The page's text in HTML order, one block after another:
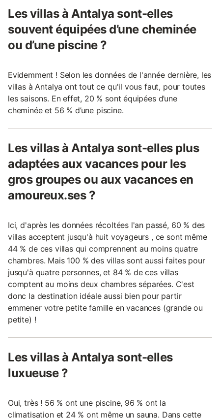
Les villas à Antalya sont-elles
souvent équipées d’une cheminée
ou d’une piscine ?
Evidemment ! Selon les données de l'année dernière, les
villas à Antalya ont tout ce qu'il vous faut, pour toutes
les saisons. En effet, 20 % sont équipées d’une
cheminée et 56 % d’une piscine.
Les villas à Antalya sont-elles plus
adaptées aux vacances pour les
gros groupes ou aux vacances en
amoureux.ses ?
Ici, d'après les données récoltées l'an passé, 60 % des
villas acceptent jusqu'à huit voyageurs , ce sont même
44 % de ces villas qui comprennent au moins quatre
chambres. Mais 100 % des villas sont aussi faites pour
jusqu'à quatre personnes, et 84 % de ces villas
comptent au moins deux chambres séparées. C'est
donc la destination idéale aussi bien pour partir
emmener votre petite famille en vacances (grande ou
petite) !
Les villas à Antalya sont-elles
luxueuse ?
Oui, très ! 56 % ont une piscine, 96 % ont la
climatisation et 24 % ont même un sauna. Dans cette